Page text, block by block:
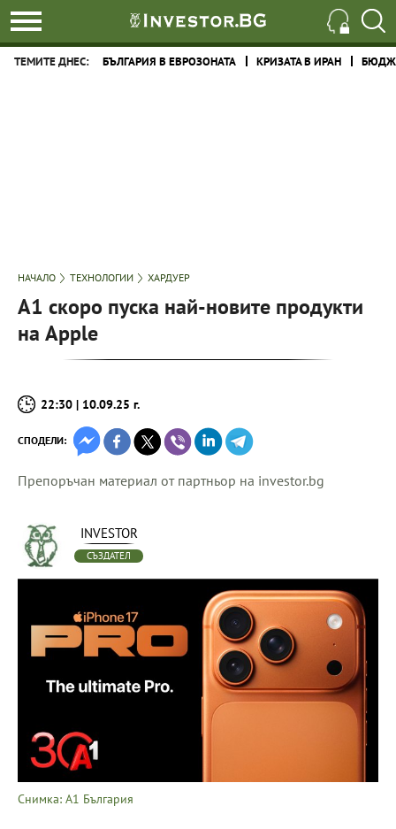
ТЕМИТЕ ДНЕС: БЪЛГАРИЯ В ЕВРОЗОНАТА КРИЗАТА В ИРАН
НАЧАЛО ТЕХНОЛОГИИ ХАРДУЕР
А1 скоро пуска най-новите продукти
на Apple
22:30 | 10.09.25 г.
СПОДЕЛИ:
Препоръчан материал от партньор на investor.bg
INVESTOR
СЪЗДАТЕЛ
Снимка: А1 България